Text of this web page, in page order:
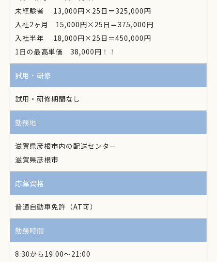
未経験者 13,000円×25日＝325,000円
入社2ヶ月 15,000円×25日＝375,000円
入社半年 18,000円×25日＝450,000円
1日の最高単価 38,000円！！
試用・研修
試用・研修期間なし
勤務地
滋賀県彦根市内の配送センター
滋賀県彦根市
応募資格
普通自動車免許（AT可）
勤務時間
8:30から19:00～21:00